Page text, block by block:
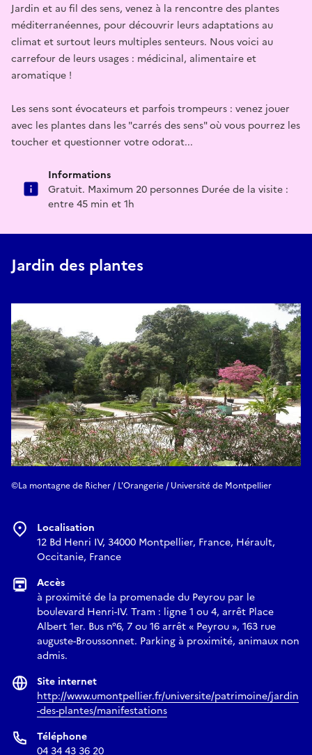
Jardin et au fil des sens, venez à la rencontre des plantes
méditerranéennes, pour découvrir leurs adaptations au
climat et surtout leurs multiples senteurs. Nous voici au
carrefour de leurs usages : médicinal, alimentaire et
aromatique !
Les sens sont évocateurs et parfois trompeurs : venez jouer
avec les plantes dans les "carrés des sens" où vous pourrez les
toucher et questionner votre odorat...
Informations
Gratuit. Maximum 20 personnes Durée de la visite :
entre 45 min et 1h
Jardin des plantes
©La montagne de Richer / L'Orangerie / Université de Montpellier
Localisation
12 Bd Henri IV, 34000 Montpellier, France, Hérault,
Occitanie, France
Accès
à proximité de la promenade du Peyrou par le
boulevard Henri-IV. Tram : ligne 1 ou 4, arrêt Place
Albert 1er. Bus n°6, 7 ou 16 arrêt « Peyrou », 163 rue
auguste-Broussonnet. Parking à proximité, animaux non
admis.
Site internet
http://www.umontpellier.fr/universite/patrimoine/jardin
-des-plantes/manifestations
Téléphone
04 34 43 36 20